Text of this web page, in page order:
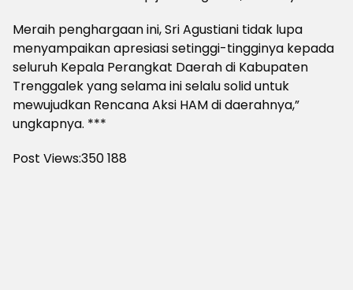
Meraih penghargaan ini, Sri Agustiani tidak lupa
menyampaikan apresiasi setinggi-tingginya kepada
seluruh Kepala Perangkat Daerah di Kabupaten
Trenggalek yang selama ini selalu solid untuk
mewujudkan Rencana Aksi HAM di daerahnya,”
ungkapnya. ***
Post Views:350188